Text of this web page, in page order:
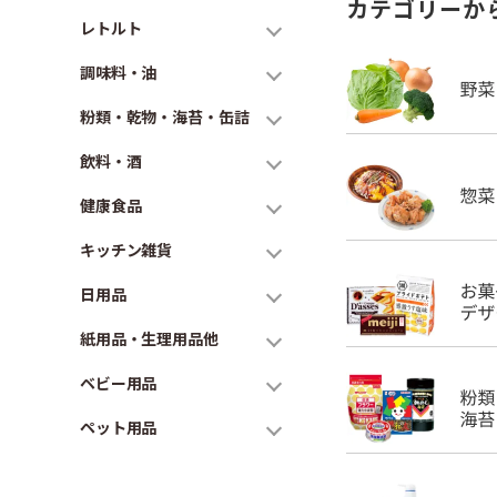
レトルト
調味料・油
粉類・乾物・海苔・缶詰
飲料・酒
健康食品
キッチン雑貨
日用品
紙用品・生理用品他
ベビー用品
ペット用品
カテゴリーか